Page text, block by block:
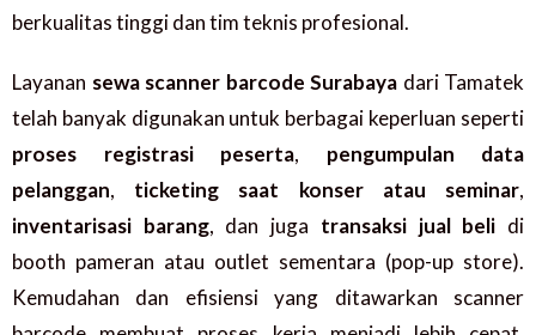
berkualitas tinggi dan tim teknis profesional.
Layanan sewa scanner barcode Surabaya dari Tamatek
telah banyak digunakan untuk berbagai keperluan seperti
proses registrasi peserta, pengumpulan data
pelanggan, ticketing saat konser atau seminar,
inventarisasi barang, dan juga transaksi jual beli di
booth pameran atau outlet sementara (pop-up store).
Kemudahan dan efisiensi yang ditawarkan scanner